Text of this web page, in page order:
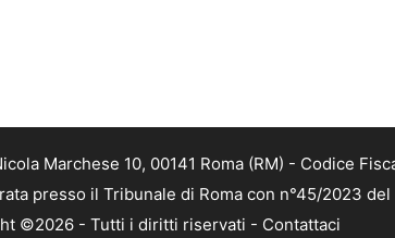
Marchese 10, 00141 Roma (RM) - Codice
presso il Tribunale di Roma con n°45/2023
©2026 - Tutti i diritti riservati - Contattaci